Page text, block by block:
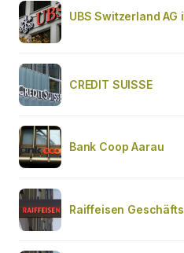
UBS Switzerland
CREDIT SUISSE
Bank Coop Aarau
Raiffeisen